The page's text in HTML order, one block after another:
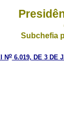
Subchefia
No6.019, DE 3 DE